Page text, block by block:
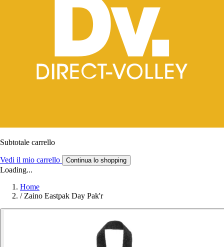
Subtotale carrello
Vedi il mio carrello Continua lo shopping
Loading...
Home
/ Zaino Eastpak Day Pak'r